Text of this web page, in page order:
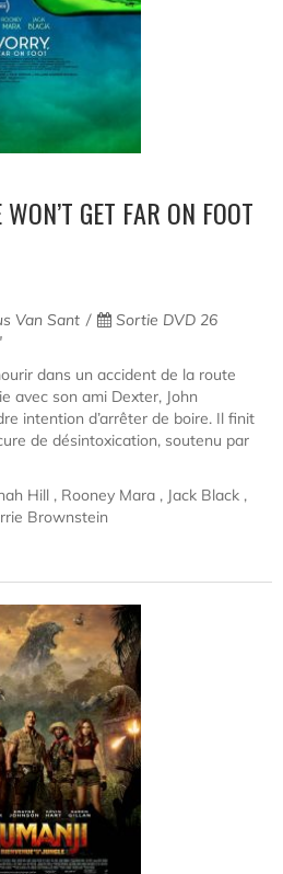
GET FAR ON FOOT
Van Sant
Sortie DVD 26
dans un accident de la route
avec son ami Dexter, John
intention d’arrêter de boire. Il finit
de désintoxication, soutenu par
Hill , Rooney Mara , Jack Black ,
Brownstein